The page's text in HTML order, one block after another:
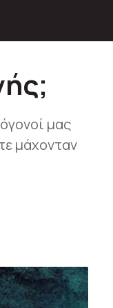
μας
μάχονταν